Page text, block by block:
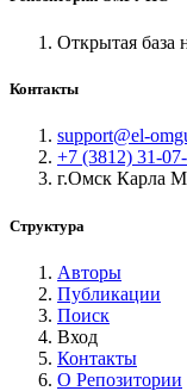
Открытая
Контакты
support@el-
+7 (3812) 31-07-
г.Омск Карла
Структура
Авторы
Публикации
Поиск
Вход
Контакты
О Репозитории